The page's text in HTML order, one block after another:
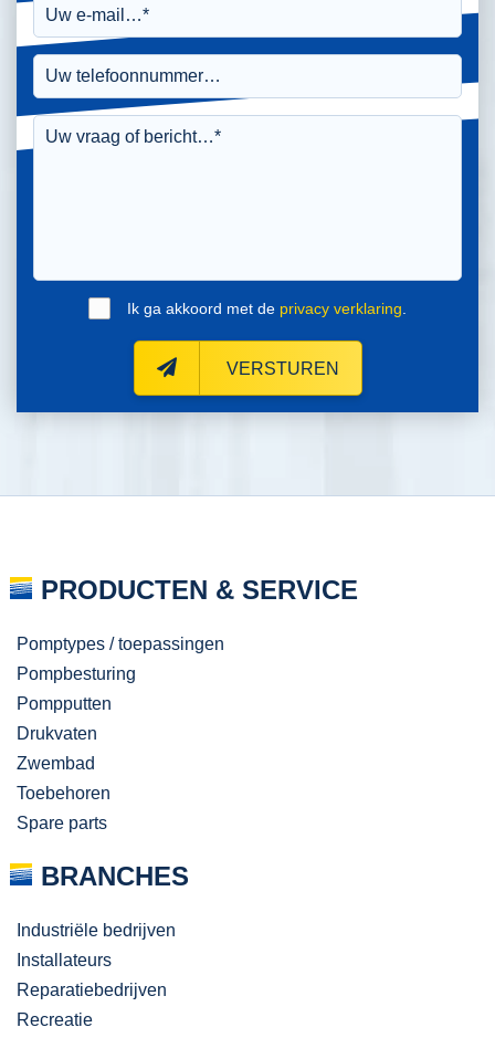
Ik ga akkoord met de privacy verklaring
VERSTUREN
PRODUCTEN & SERVICE
Pomptypes / toepassingen
Pompbesturing
Pompputten
Drukvaten
Zwembad
Toebehoren
Spare parts
BRANCHES
Industriële bedrijven
Installateurs
Reparatiebedrijven
Recreatie